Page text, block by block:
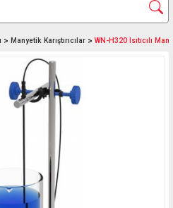
Manyetik Karıştırıcılar WN-H320 Isıtıcılı